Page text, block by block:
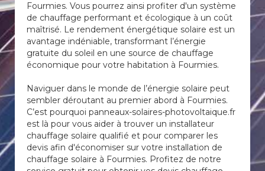
Fourmies. Vous pourrez ainsi profiter d'un système
de chauffage performant et écologique à un coût
maîtrisé. Le rendement énergétique solaire est un
avantage indéniable, transformant l’énergie
gratuite du soleil en une source de chauffage
économique pour votre habitation à Fourmies.
Naviguer dans le monde de l’énergie solaire peut
sembler déroutant au premier abord à Fourmies.
C’est pourquoi panneaux-solaires-photovoltaique.fr
est là pour vous aider à trouver un installateur
chauffage solaire qualifié et pour comparer les
devis afin d'économiser sur votre installation de
chauffage solaire à Fourmies. Profitez de notre